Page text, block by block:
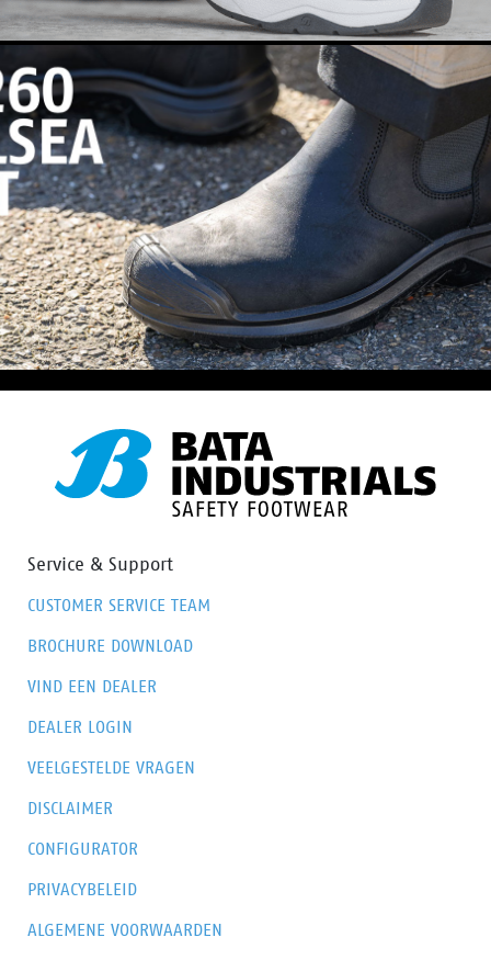
Service & Support
CUSTOMER SERVICE TEAM
BROCHURE DOWNLOAD
VIND EEN DEALER
DEALER LOGIN
VEELGESTELDE VRAGEN
DISCLAIMER
CONFIGURATOR
PRIVACYBELEID
ALGEMENE VOORWAARDEN